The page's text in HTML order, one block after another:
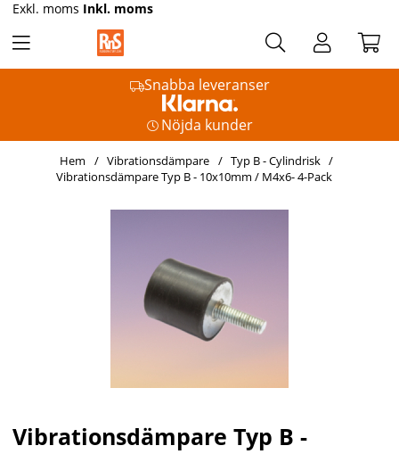
Snabba leveranser
Nöjda kunder
Exkl. moms Inkl. moms
Hem Vibrationsdämpare
Typ B - Cylindrisk
Vibrationsdämpare Typ B - 10x10mm / M4x6- 4-Pack
Vibrationsdämpare Typ B -